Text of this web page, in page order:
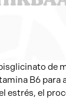
de
B6 para
estrés, el